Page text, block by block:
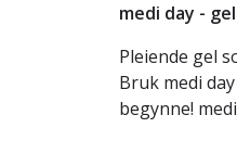
medi day -
Pleiende gel
Bruk medi
begynne!